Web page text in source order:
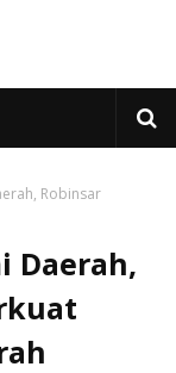
Robinsar
Daerah,